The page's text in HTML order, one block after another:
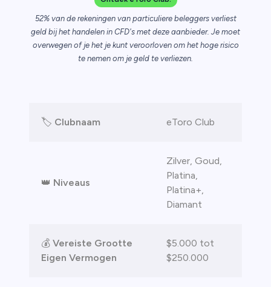
52% van de rekeningen van particuliere beleggers verliest
geld bij het handelen in CFD's met deze aanbieder. Je moet
overwegen of je het je kunt veroorloven om het hoge risico
te nemen om je geld te verliezen.
🏷️ Clubnaam eToro Club
👑 Niveaus
Zilver, Goud,
Platina,
Platina+,
Diamant
💰 Vereiste Grootte
Eigen Vermogen
$5.000 tot
$250.000